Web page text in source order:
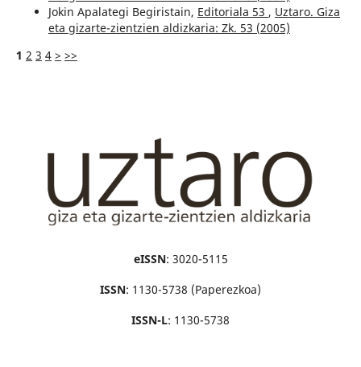
Jokin Apalategi Begiristain, Editoriala 53 , Uztaro. Giza
eta gizarte-zientzien aldizkaria: Zk. 53 (2005)
1 2 3 4 > >>
eISSN: 3020-5115
ISSN: 1130-5738 (Paperezkoa)
ISSN-L: 1130-5738